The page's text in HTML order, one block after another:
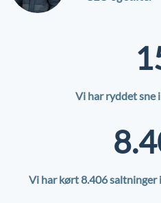
Vi har ryddet sne
Vi har kørt 8.406